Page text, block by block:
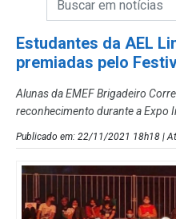
Estudantes da AEL
premiadas pelo
Alunas da EMEF Brigadeiro
reconhecimento durante a Expo
Publicado em: 22/11/2021 18h18 |